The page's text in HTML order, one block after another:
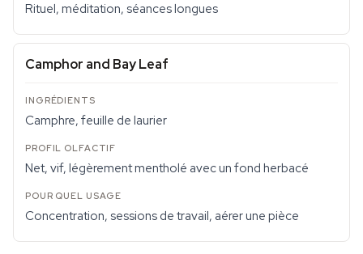
Rituel, méditation, séances longues
Camphor and Bay Leaf
Camphre, feuille de laurier
Net, vif, légèrement mentholé avec un fond herbacé
Concentration, sessions de travail, aérer une pièce